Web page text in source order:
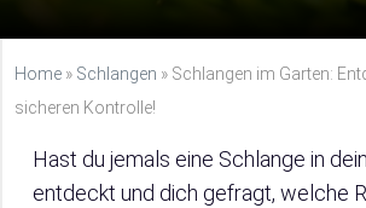
Home » Schlangen » Schlangen im Garten:
sicheren Kontrolle!
Hast du jemals eine Schlange in
entdeckt und dich gefragt, welche